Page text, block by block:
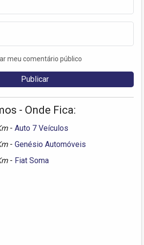
meu comentário público
- Onde Fica:
- Auto 7 Veículos
- Genésio Automóveis
- Fiat Soma